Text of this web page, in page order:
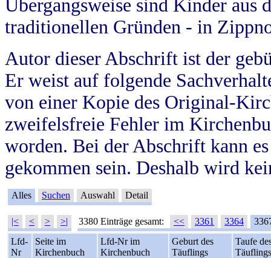
Übergangsweise sind Kinder aus
traditionellen Gründen - in
Autor dieser Abschrift ist der
Er weist auf folgende
von einer Kopie des Original-
zweifelsfreie Fehler im
worden. Bei der Abschrift kann
gekommen sein. Deshalb wird
Alles Suchen Auswahl Detail
|< < > >| 3380 Einträge gesamt: << 3361 3364
Lfd-
Nr
Seite im
Kirchenbuch
Lfd-Nr im
Kirchenbuch
Geburt des
Täuflings
Taufe
Täuflings